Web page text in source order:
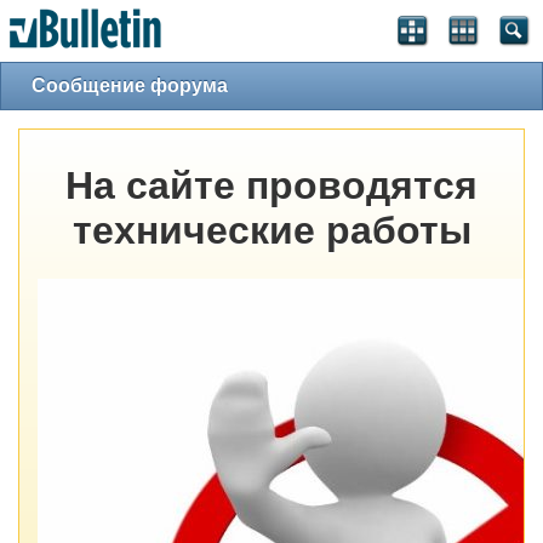
Сообщение форума
На сайте проводятся
технические работы